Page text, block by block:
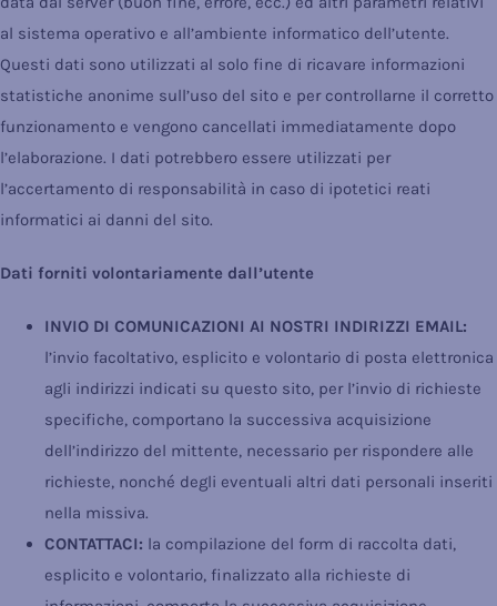
al sistema operativo e all’ambiente informatico dell’utente.
Questi dati sono utilizzati al solo fine di ricavare informazioni
statistiche anonime sull’uso del sito e per controllarne il corretto
funzionamento e vengono cancellati immediatamente dopo
l’elaborazione. I dati potrebbero essere utilizzati per
l’accertamento di responsabilità in caso di ipotetici reati
informatici ai danni del sito.
Dati forniti volontariamente dall’utente
INVIO DI COMUNICAZIONI AI NOSTRI INDIRIZZI EMAIL:
l’invio facoltativo, esplicito e volontario di posta elettronica
agli indirizzi indicati su questo sito, per l’invio di richieste
specifiche, comportano la successiva acquisizione
dell’indirizzo del mittente, necessario per rispondere alle
richieste, nonché degli eventuali altri dati personali inseriti
nella missiva.
CONTATTACI: la compilazione del form di raccolta dati,
esplicito e volontario, finalizzato alla richieste di